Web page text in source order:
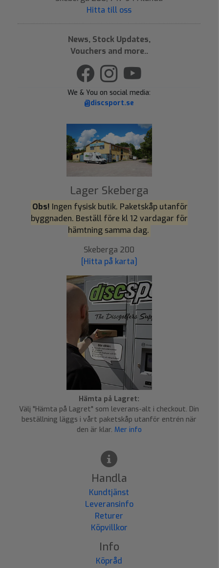
Hitta till oss
News, Stock Updates,
Vouchers and more..
We & You on social media:
@discsport.se
Lager Skeberga
Obs! Ingen fysisk butik. Paketskåp utanför
byggnaden. Beställ före kl 12 vardagar för
hämtning samma dag.
Skeberga 200
[Hitta på karta]
Hämta på Lagret:
Välj "Hämta på Lagret" som leverans-alt i checkout. Din
beställning läggs i vårt paketskåp utanför entrén när
den är klar. Mer info
Handla
Kundtjänst
Leveransinfo
Returer
Köpvillkor
Info
Köpråd